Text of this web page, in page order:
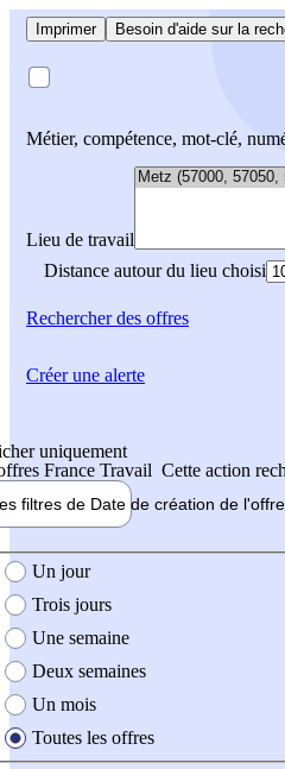
Imprimer Besoin d'aide sur la
Métier, compétence, mot-clé,
Lieu de travail
Distance autour du lieu choisi
Rechercherdes offres
uniquement
France Travail Cette action
filtres de Date de création de l'offre
création de l'offre
Un jour
Trois jours
Une semaine
Deux semaines
Un mois
Toutes les offres
Créer une alerte